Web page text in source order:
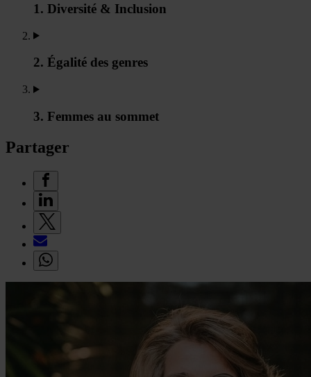
1. Diversité & Inclusion
2. Égalité des genres
3. Femmes au sommet
Partager